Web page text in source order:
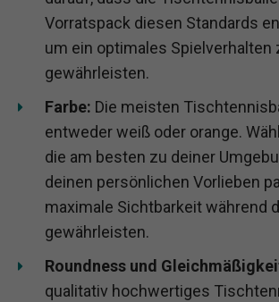
Vorratspack diesen Standards
um ein optimales Spielverhalten
gewährleisten.
Farbe: Die meisten
entweder weiß oder orange.
die am besten zu deiner
deinen persönlichen Vorlieben
maximale Sichtbarkeit während
gewährleisten.
Roundness und
qualitativ hochwertiges